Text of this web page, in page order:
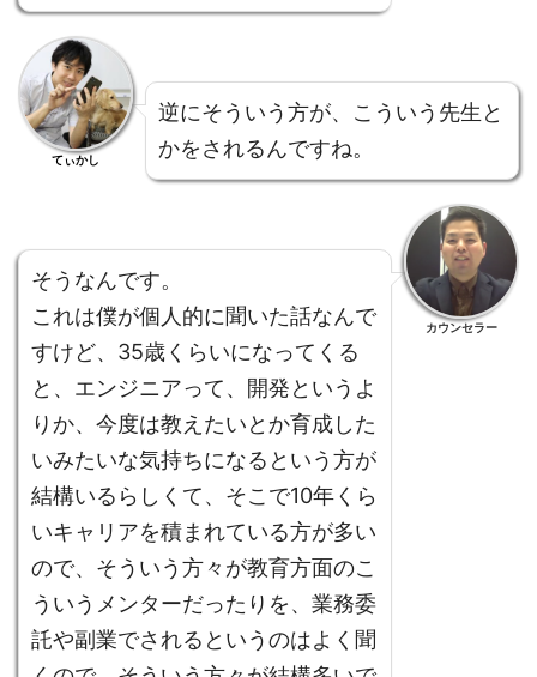
てぃかし
逆にそういう方が、こういう先生と
かをされるんですね。
そうなんです。
これは僕が個人的に聞いた話なんで
すけど、35歳くらいになってくる
と、エンジニアって、開発というよ
りか、今度は教えたいとか育成した
いみたいな気持ちになるという方が
結構いるらしくて、そこで10年くら
いキャリアを積まれている方が多い
ので、そういう方々が教育方面のこ
ういうメンターだったりを、業務委
託や副業でされるというのはよく聞
カウンセラー